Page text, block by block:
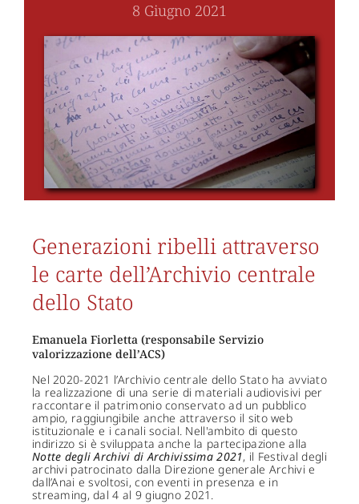
8 Giugno 2021
Generazioni ribelli attraverso
le carte dell’Archivio centrale
dello Stato
Emanuela Fiorletta (responsabile Servizio
valorizzazione dell’ACS)
Nel 2020-2021 l’Archivio centrale dello Stato ha avviato
la realizzazione di una serie di materiali audiovisivi per
raccontare il patrimonio conservato ad un pubblico
ampio, raggiungibile anche attraverso il sito web
istituzionale e i canali social. Nell'ambito di questo
indirizzo si è sviluppata anche la partecipazione alla
Notte degli Archivi di Archivissima 2021, il Festival degli
archivi patrocinato dalla Direzione generale Archivi e
dall’Anai e svoltosi, con eventi in presenza e in
streaming, dal 4 al 9 giugno 2021.